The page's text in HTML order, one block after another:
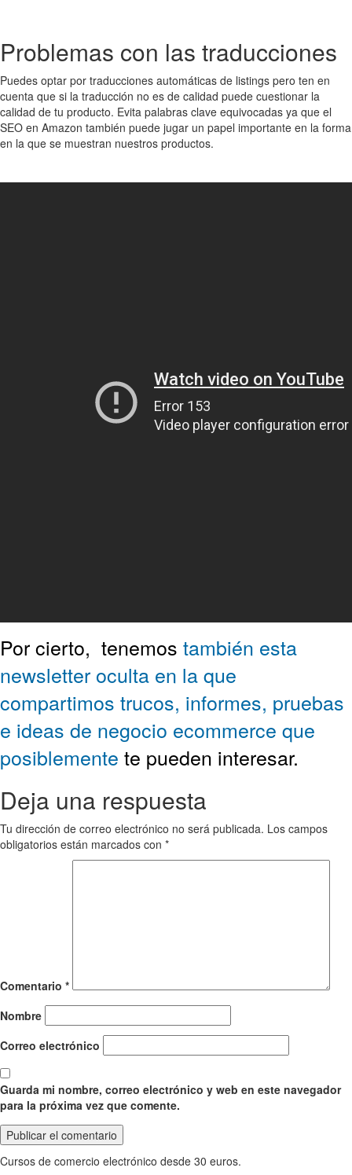
Problemas con las traducciones
Puedes optar por traducciones automáticas de listings pero ten en
cuenta que si la traducción no es de calidad puede cuestionar la
calidad de tu producto. Evita palabras clave equivocadas ya que el
SEO en Amazon también puede jugar un papel importante en la forma
en la que se muestran nuestros productos.
Por cierto, tenemos también esta
newsletter oculta en la que
compartimos trucos, informes, pruebas
e ideas de negocio ecommerce que
posiblemente te pueden interesar.
Deja una respuesta
Tu dirección de correo electrónico no será publicada. Los campos
obligatorios están marcados con *
Comentario *
Nombre
Correo electrónico
Guarda mi nombre, correo electrónico y web en este navegador
para la próxima vez que comente.
Cursos de comercio electrónico desde 30 euros.